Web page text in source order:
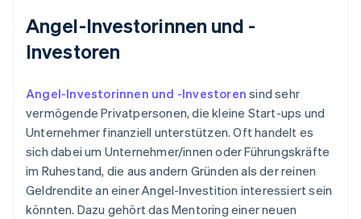
Angel-Investorinnen und -
Investoren
Angel-Investorinnen und -Investoren sind sehr
vermögende Privatpersonen, die kleine Start-ups und
Unternehmer finanziell unterstützen. Oft handelt es
sich dabei um Unternehmer/innen oder Führungskräfte
im Ruhestand, die aus andern Gründen als der reinen
Geldrendite an einer Angel-Investition interessiert sein
könnten. Dazu gehört das Mentoring einer neuen